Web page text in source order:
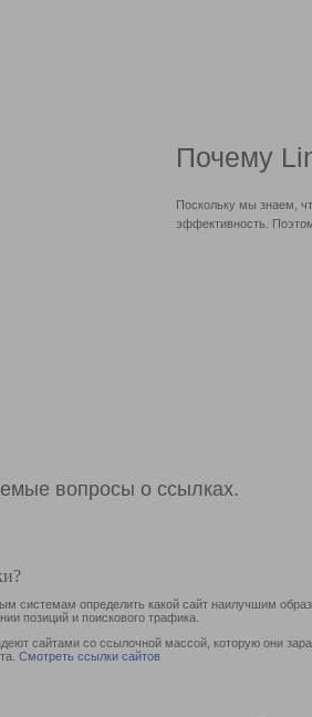
Почему
Поскольку мы знаем,
эффективность.
вопросы о ссылках.
системам определить какой сайт наилучшим
позиций и поискового трафика.
сайтами со ссылочной массой, которую они
Смотреть ссылки сайтов